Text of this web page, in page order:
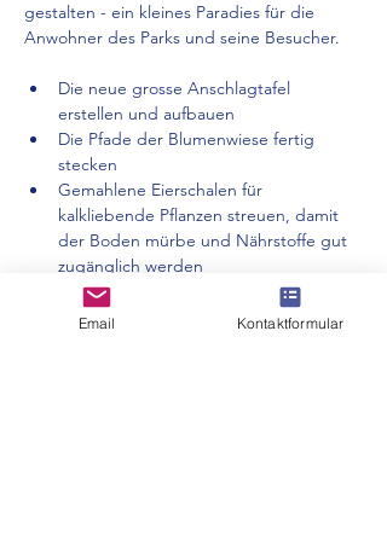
gestalten - ein kleines Paradies für die
Anwohner des Parks und seine Besucher.
Die neue grosse Anschlagtafel
erstellen und aufbauen
Die Pfade der Blumenwiese fertig
stecken
Gemahlene Eierschalen für
kalkliebende Pflanzen streuen, damit
der Boden mürbe und Nährstoffe gut
zugänglich werden
Den Drachenkopf fertigstellen
Email Kontaktformular